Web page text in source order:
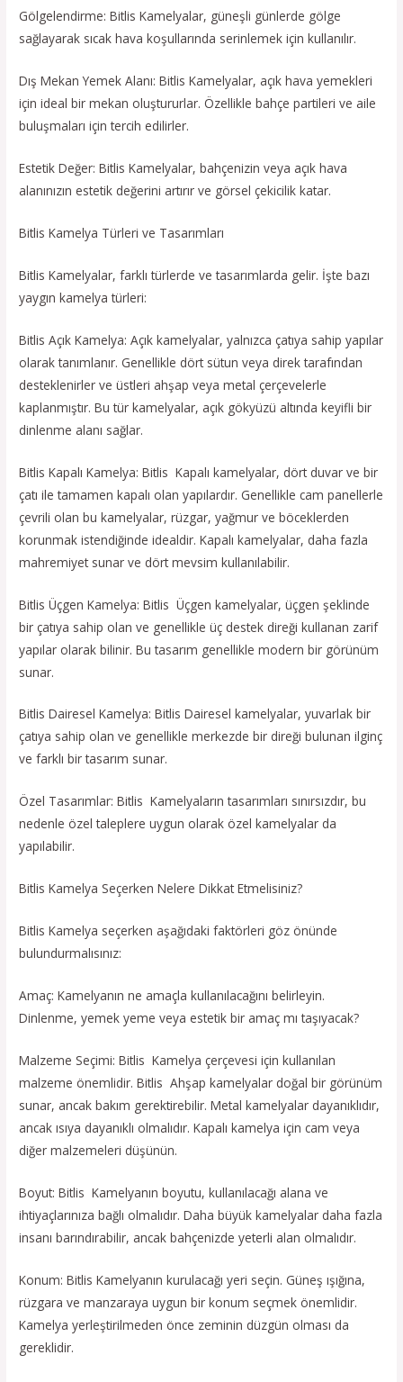
Gölgelendirme: Bitlis Kamelyalar, güneşli günlerde gölge
sağlayarak sıcak hava koşullarında serinlemek için kullanılır.
Dış Mekan Yemek Alanı: Bitlis Kamelyalar, açık hava yemekleri
için ideal bir mekan oluştururlar. Özellikle bahçe partileri ve aile
buluşmaları için tercih edilirler.
Estetik Değer: Bitlis Kamelyalar, bahçenizin veya açık hava
alanınızın estetik değerini artırır ve görsel çekicilik katar.
Bitlis Kamelya Türleri ve Tasarımları
Bitlis Kamelyalar, farklı türlerde ve tasarımlarda gelir. İşte bazı
yaygın kamelya türleri:
Bitlis Açık Kamelya: Açık kamelyalar, yalnızca çatıya sahip yapılar
olarak tanımlanır. Genellikle dört sütun veya direk tarafından
desteklenirler ve üstleri ahşap veya metal çerçevelerle
kaplanmıştır. Bu tür kamelyalar, açık gökyüzü altında keyifli bir
dinlenme alanı sağlar.
Bitlis Kapalı Kamelya: Bitlis Kapalı kamelyalar, dört duvar ve bir
çatı ile tamamen kapalı olan yapılardır. Genellikle cam panellerle
çevrili olan bu kamelyalar, rüzgar, yağmur ve böceklerden
korunmak istendiğinde idealdir. Kapalı kamelyalar, daha fazla
mahremiyet sunar ve dört mevsim kullanılabilir.
Bitlis Üçgen Kamelya: Bitlis Üçgen kamelyalar, üçgen şeklinde
bir çatıya sahip olan ve genellikle üç destek direği kullanan zarif
yapılar olarak bilinir. Bu tasarım genellikle modern bir görünüm
sunar.
Bitlis Dairesel Kamelya: Bitlis Dairesel kamelyalar, yuvarlak bir
çatıya sahip olan ve genellikle merkezde bir direği bulunan ilginç
ve farklı bir tasarım sunar.
Özel Tasarımlar: Bitlis Kamelyaların tasarımları sınırsızdır, bu
nedenle özel taleplere uygun olarak özel kamelyalar da
yapılabilir.
Bitlis Kamelya Seçerken Nelere Dikkat Etmelisiniz?
Bitlis Kamelya seçerken aşağıdaki faktörleri göz önünde
bulundurmalısınız:
Amaç: Kamelyanın ne amaçla kullanılacağını belirleyin.
Dinlenme, yemek yeme veya estetik bir amaç mı taşıyacak?
Malzeme Seçimi: Bitlis Kamelya çerçevesi için kullanılan
malzeme önemlidir. Bitlis Ahşap kamelyalar doğal bir görünüm
sunar, ancak bakım gerektirebilir. Metal kamelyalar dayanıklıdır,
ancak ısıya dayanıklı olmalıdır. Kapalı kamelya için cam veya
diğer malzemeleri düşünün.
Boyut: Bitlis Kamelyanın boyutu, kullanılacağı alana ve
ihtiyaçlarınıza bağlı olmalıdır. Daha büyük kamelyalar daha fazla
insanı barındırabilir, ancak bahçenizde yeterli alan olmalıdır.
Konum: Bitlis Kamelyanın kurulacağı yeri seçin. Güneş ışığına,
rüzgara ve manzaraya uygun bir konum seçmek önemlidir.
Kamelya yerleştirilmeden önce zeminin düzgün olması da
gereklidir.